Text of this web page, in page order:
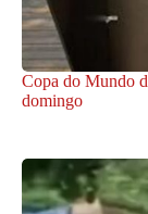
Copa do Mundo
domingo